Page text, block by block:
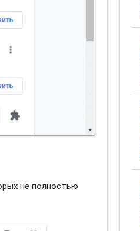
не полностью